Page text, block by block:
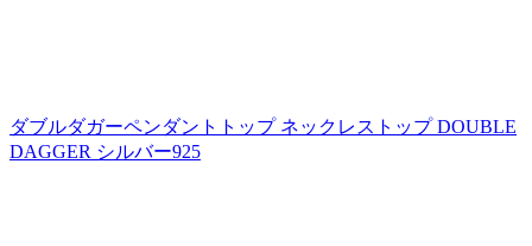
ダブルダガーペンダントトップ ネックレストップ DOUBLE
DAGGER シルバー925